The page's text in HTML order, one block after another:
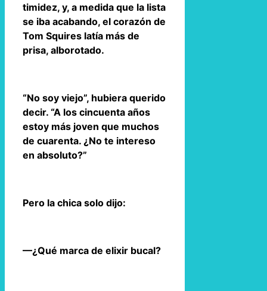
timidez, y, a medida que la lista
se iba acabando, el corazón de
Tom Squires latía más de
prisa, alborotado.
“No soy viejo”, hubiera querido
decir. “A los cincuenta años
estoy más joven que muchos
de cuarenta. ¿No te intereso
en absoluto?”
Pero la chica solo dijo:
—¿Qué marca de elixir bucal?